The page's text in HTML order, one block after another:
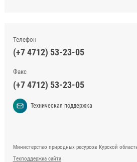
Телефон
(+7 4712) 53-23-05
Факс
(+7 4712) 53-23-05
Техническая поддержка
Министерство природных ресурсов Курской
Техподдержка сайта